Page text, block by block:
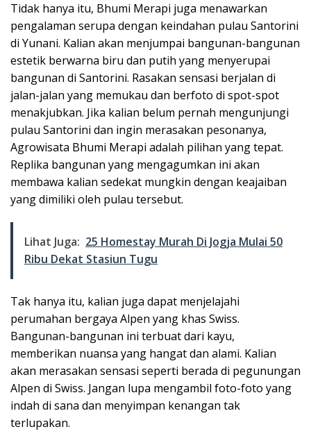
Tidak hanya itu, Bhumi Merapi juga menawarkan
pengalaman serupa dengan keindahan pulau Santorini
di Yunani. Kalian akan menjumpai bangunan-bangunan
estetik berwarna biru dan putih yang menyerupai
bangunan di Santorini. Rasakan sensasi berjalan di
jalan-jalan yang memukau dan berfoto di spot-spot
menakjubkan. Jika kalian belum pernah mengunjungi
pulau Santorini dan ingin merasakan pesonanya,
Agrowisata Bhumi Merapi adalah pilihan yang tepat.
Replika bangunan yang mengagumkan ini akan
membawa kalian sedekat mungkin dengan keajaiban
yang dimiliki oleh pulau tersebut.
Lihat Juga: 25 Homestay Murah Di Jogja Mulai 50
Ribu Dekat Stasiun Tugu
Tak hanya itu, kalian juga dapat menjelajahi
perumahan bergaya Alpen yang khas Swiss.
Bangunan-bangunan ini terbuat dari kayu,
memberikan nuansa yang hangat dan alami. Kalian
akan merasakan sensasi seperti berada di pegunungan
Alpen di Swiss. Jangan lupa mengambil foto-foto yang
indah di sana dan menyimpan kenangan tak
terlupakan.